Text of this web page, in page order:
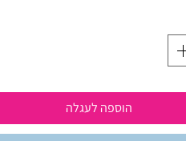
הוספה לעגלה